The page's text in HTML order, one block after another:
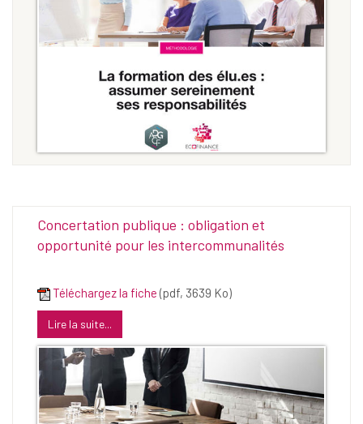
Concertation publique : obligation et
opportunité pour les intercommunalités
Téléchargez la fiche (pdf, 3639 Ko)
Lire la suite...